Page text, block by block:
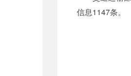
信息1147条。